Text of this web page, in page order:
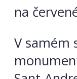
na
V samém